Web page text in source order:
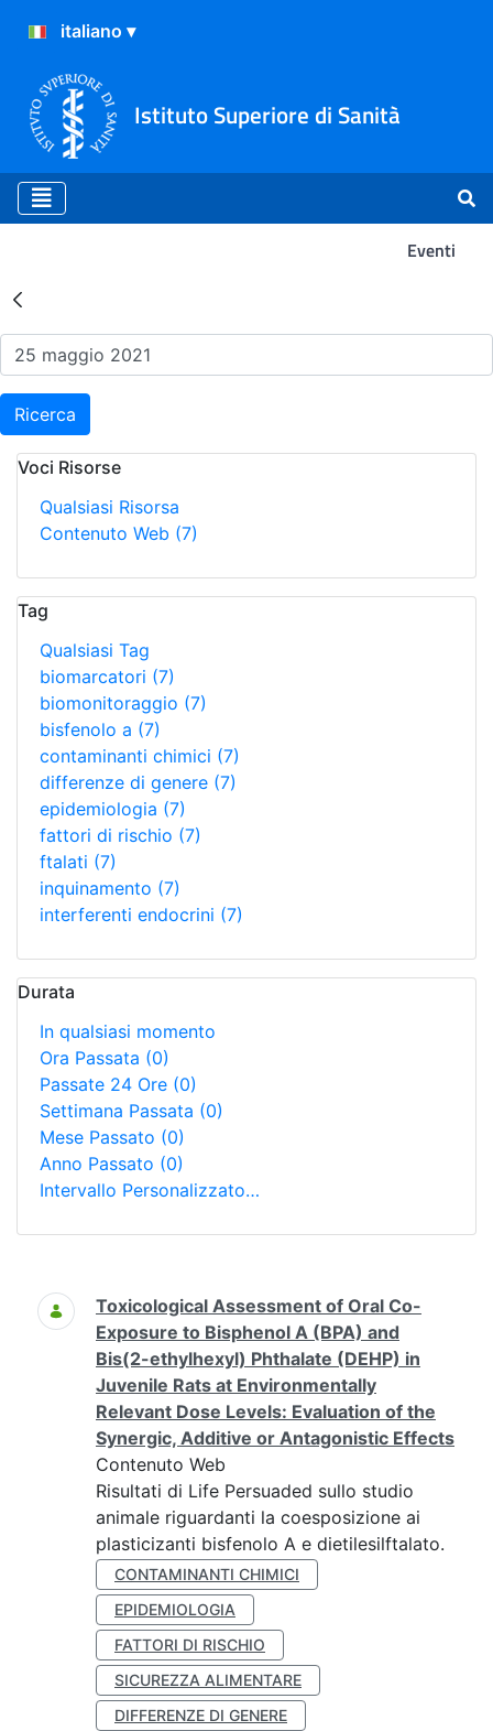
Istituto Superiore di Sanità
Eventi
Risultati della Ricerca -
Ricerca
Voci Risorse
Qualsiasi Risorsa
Contenuto Web (7)
Tag
Qualsiasi Tag
biomarcatori (7)
biomonitoraggio (7)
bisfenolo a (7)
contaminanti chimici (7)
differenze di genere (7)
epidemiologia (7)
fattori di rischio (7)
ftalati (7)
inquinamento (7)
interferenti endocrini (7)
Durata
In qualsiasi momento
Ora Passata (0)
Passate 24 Ore (0)
Settimana Passata (0)
Mese Passato (0)
Anno Passato (0)
Intervallo Personalizzato…
Ricerca
Toxicological Assessment of Oral Co-
Exposure to Bisphenol A (BPA) and
Bis(2-ethylhexyl) Phthalate (DEHP) in
Juvenile Rats at Environmentally
Relevant Dose Levels: Evaluation of the
Synergic, Additive or Antagonistic Effects
Contenuto Web
Risultati di Life Persuaded sullo studio
animale riguardanti la coesposizione ai
plasticizanti bisfenolo A e dietilesilftalato.
CONTAMINANTI CHIMICI
EPIDEMIOLOGIA
FATTORI DI RISCHIO
SICUREZZA ALIMENTARE
DIFFERENZE DI GENERE